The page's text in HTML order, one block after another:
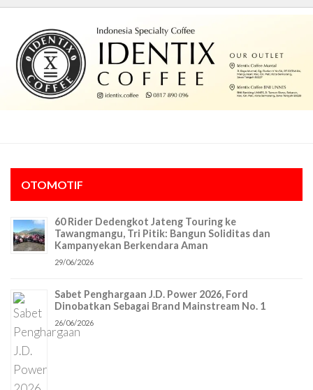
OTOMOTIF
60 Rider Dedengkot Jateng Touring ke
Tawangmangu, Tri Pitik: Bangun Soliditas dan
Kampanyekan Berkendara Aman
29/06/2026
Sabet Penghargaan J.D. Power 2026, Ford
Dinobatkan Sebagai Brand Mainstream No. 1
26/06/2026